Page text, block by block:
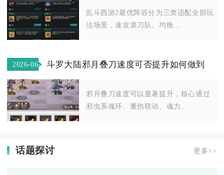
乱斗西游2最优阵容分为三类适配全部玩
法场景，速攻菜刀队、均衡...
2026-06-
斗罗大陆邪月叠刀速度可否提升如何做到
邪月叠刀速度可以显著提升，核心通过
邪虫系魂环、重伤联动、魂力...
话题探讨 更多>>